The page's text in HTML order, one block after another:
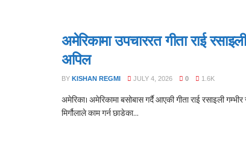
अमेरिकामा उपचाररत गीता राई
अपिल
BY KISHAN REGMI JULY 4, 2026 0 1.6K
अमेरिका। अमेरिकामा बसोबास गर्दै आएकी गीता राई रसाइली
मिर्गौलाले काम गर्न छाडेका...